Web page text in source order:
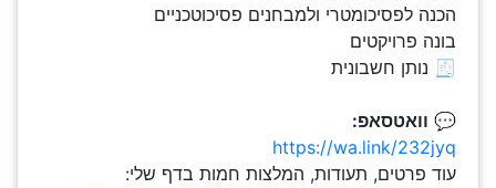
הכנה לפסיכומטרי ולמבחנים פסיכוטכניים
בונה פרויקטים
🧾 נותן חשבונית
💬 וואטסאפ:
https://wa.link/232jyq
עוד פרטים, תעודות, המלצות חמות בדף שלי: